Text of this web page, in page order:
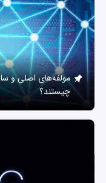
مولفه‌های اصلی و
چیستند؟